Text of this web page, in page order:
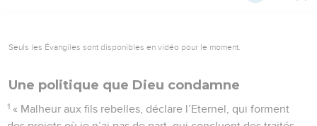
Seuls les Évangiles sont disponibles en vidéo pour le moment.
Une politique que Dieu condamne
1 « Malheur aux fils rebelles, déclare l’Eternel, qui forment